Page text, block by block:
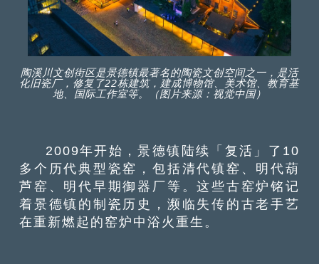
陶溪川文创街区是景德镇最著名的陶瓷文创空间之一，是活
化旧瓷厂，修复了22栋建筑，建成博物馆、美术馆、教育基
地、国际工作室等。（图片来源：视觉中国）
2009年开始，景德镇陆续「复活」了10
多个历代典型瓷窑，包括清代镇窑、明代葫
芦窑、明代早期御器厂等。这些古窑炉铭记
着景德镇的制瓷历史，濒临失传的古老手艺
在重新燃起的窑炉中浴火重生。